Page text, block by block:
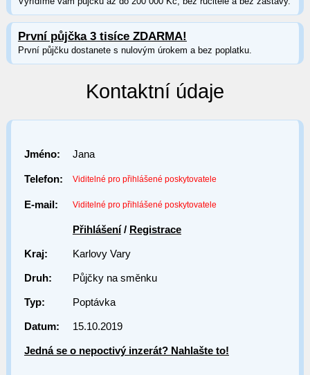
První půjčka 3 tisíce ZDARMA!
První půjčku dostanete s nulovým úrokem a bez poplatku.
Kontaktní údaje
Jméno: Jana
Telefon: Viditelné pro přihlášené poskytovatele
E-mail: Viditelné pro přihlášené poskytovatele
Přihlášení/ Registrace
Kraj: Karlovy Vary
Druh: Půjčky na směnku
Typ: Poptávka
Datum: 15.10.2019
Jedná se o nepoctivý inzerát? Nahlašte to!